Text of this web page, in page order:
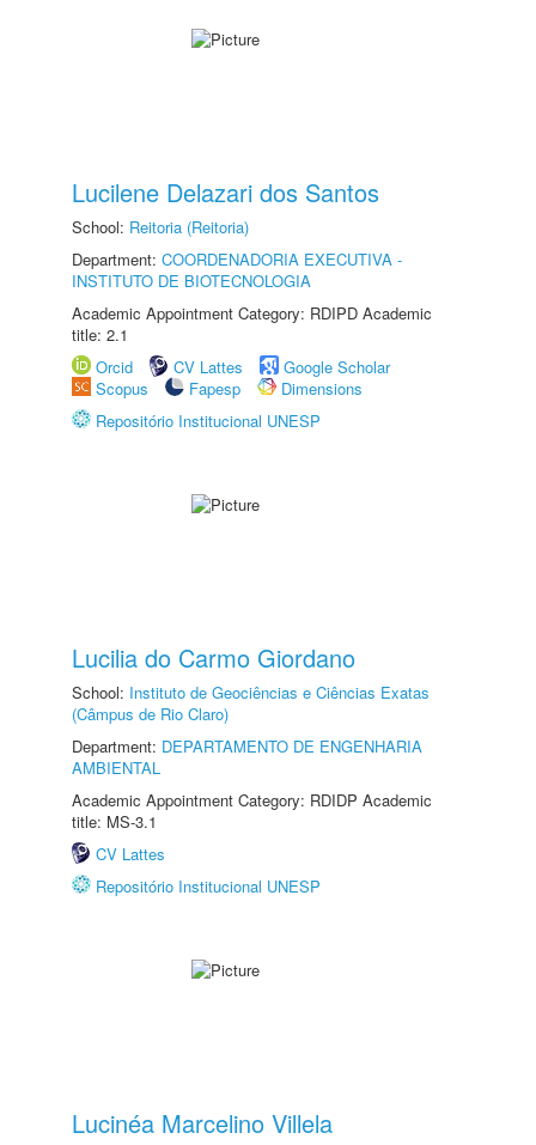
Lucilene Delazari dos Santos
School: Reitoria (Reitoria)
Department: COORDENADORIA EXECUTIVA -
INSTITUTO DE BIOTECNOLOGIA
Academic Appointment Category: RDIPD Academic
title: 2.1
Orcid
CV Lattes
Google Scholar
Scopus
Fapesp
Dimensions
Repositório Institucional UNESP
Lucilia do Carmo Giordano
School: Instituto de Geociências e Ciências Exatas
(Câmpus de Rio Claro)
Department: DEPARTAMENTO DE ENGENHARIA
AMBIENTAL
Academic Appointment Category: RDIDP Academic
title: MS-3.1
CV Lattes
Repositório Institucional UNESP
Lucinéa Marcelino Villela